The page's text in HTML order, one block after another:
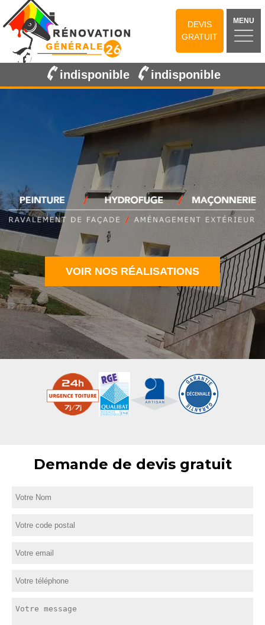
DEVIS
GRATUIT
MENU
indisponible indisponible
VOIR NOS RÉALISATIONS
Demande de devis gratuit